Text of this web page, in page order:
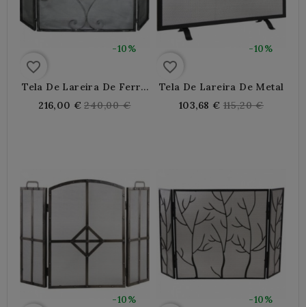
-10%
favorite_border
Tela De Lareira De Ferro
Forjado 3 Persianas
216,00 € Regular
240,00 €
-10%
favorite_border
Tela De Lareira De Metal
103,68 € Regular
115,20 €
-10% -10%